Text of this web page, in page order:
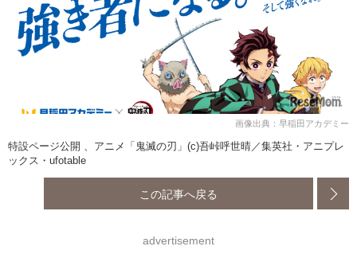
画像出典：早稲田アカデミー
特設ページ公開 、アニメ「鬼滅の刃」(c)吾峠呼世晴／集英社・アニプレ
ックス・ufotable
この記事へ戻る
advertisement